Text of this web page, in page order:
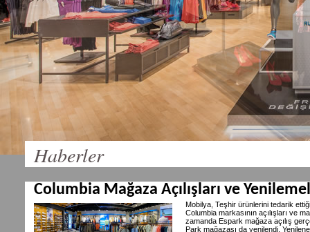
Haberler
Columbia Mağaza Açılışları ve
Mobilya, Teşhir ürünlerini tedarik
Columbia markasının açılışları ve
zamanda Espark mağaza açılış
Park mağazası da yenilendi,